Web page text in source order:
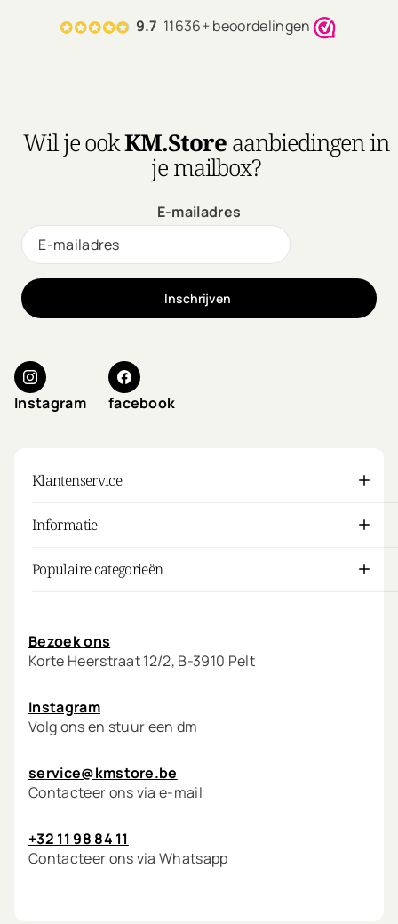
9.7 11636+ beoordelingen
Wil je ookKM.Storeaanbiedingen in
je mailbox?
E-mailadres
Inschrijven
Instagram facebook
Klantenservice
Informatie
Populaire categorieën
Bezoek ons
Korte Heerstraat 12/2, B-3910 Pelt
Instagram
Volg ons en stuur een dm
service@kmstore.be
Contacteer ons via e-mail
+32 11 98 84 11
Contacteer ons via Whatsapp